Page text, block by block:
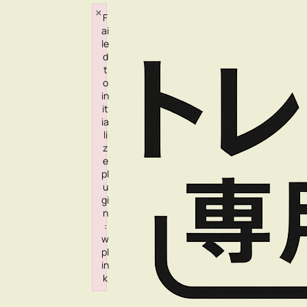
F
ai
le
d
t
o
in
it
ia
li
z
e
pl
u
gi
n
:
w
pl
in
k
×
Failed to initialize plugin: wplink